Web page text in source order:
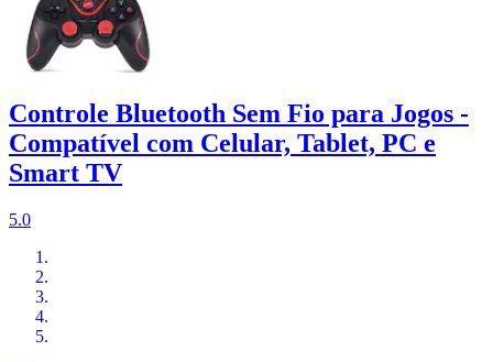
Controle Bluetooth Sem Fio para Jogos -
Compatível com Celular, Tablet, PC e
Smart TV
5.0